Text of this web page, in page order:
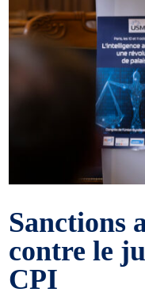
Sanctions
contre le
CPI